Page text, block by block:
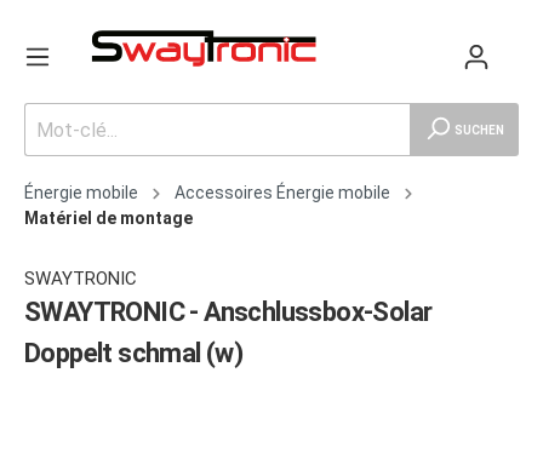
SUCHEN
Énergie mobile
Accessoires Énergie mobile
Matériel de montage
SWAYTRONIC
SWAYTRONIC - Anschlussbox-Solar
Doppelt schmal (w)